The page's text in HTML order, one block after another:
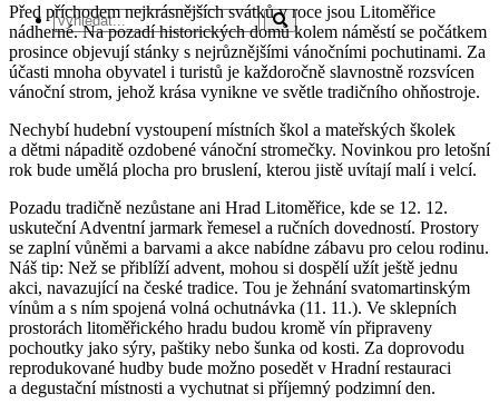
Před příchodem nejkrásnějších svátků v roce jsou Litoměřice
nádherné. Na pozadí historických domů kolem náměstí se počátkem
prosince objevují stánky s nejrůznějšími vánočními pochutinami. Za
účasti mnoha obyvatel i turistů je každoročně slavnostně rozsvícen
vánoční strom, jehož krása vynikne ve světle tradičního ohňostroje.
Nechybí hudební vystoupení místních škol a mateřských školek
a dětmi nápaditě ozdobené vánoční stromečky. Novinkou pro letošní
rok bude umělá plocha pro bruslení, kterou jistě uvítají malí i velcí.
Pozadu tradičně nezůstane ani Hrad Litoměřice, kde se 12. 12.
uskuteční Adventní jarmark řemesel a ručních dovedností. Prostory
se zaplní vůněmi a barvami a akce nabídne zábavu pro celou rodinu.
Náš tip: Než se přiblíží advent, mohou si dospělí užít ještě jednu
akci, navazující na české tradice. Tou je žehnání svatomartinským
vínům a s ním spojená volná ochutnávka (11. 11.). Ve sklepních
prostorách litoměřického hradu budou kromě vín připraveny
pochoutky jako sýry, paštiky nebo šunka od kosti. Za doprovodu
reprodukované hudby bude možno posedět v Hradní restauraci
a degustační místnosti a vychutnat si příjemný podzimní den.